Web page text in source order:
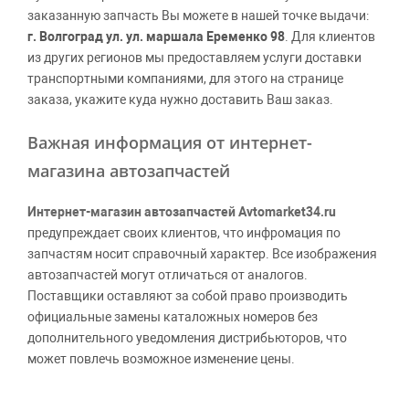
заказанную запчасть Вы можете в нашей точке выдачи:
г. Волгоград ул. ул. маршала Еременко 98 . Для клиентов
из других регионов мы предоставляем услуги доставки
транспортными компаниями, для этого на странице
заказа, укажите куда нужно доставить Ваш заказ.
Важная информация от интернет-
магазина автозапчастей
Интернет-магазин автозапчастей Avtomarket34.ru
предупреждает своих клиентов, что инфромация по
запчастям носит справочный характер. Все изображения
автозапчастей могут отличаться от аналогов.
Поставщики оставляют за собой право производить
официальные замены каталожных номеров без
дополнительного уведомления дистрибьюторов, что
может повлечь возможное изменение цены.